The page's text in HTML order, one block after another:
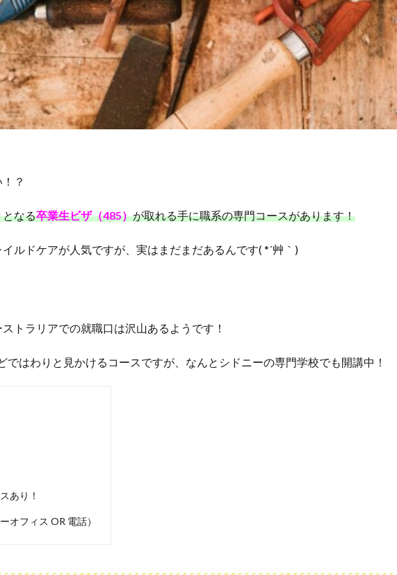
？
となる卒業生ビザ（485）が取れる手に職系の専門コースがあります！
ルドケアが人気ですが、実はまだまだあるんです( *´艸｀)
トラリアでの就職口は沢山あるようです！
ではわりと見かけるコースですが、なんとシドニーの専門学校でも開講中！
あり！
オフィス OR 電話）